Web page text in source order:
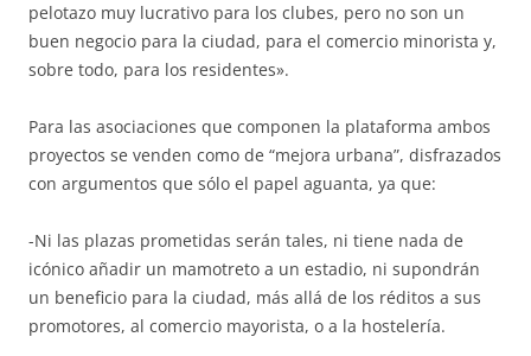
pelotazo muy lucrativo para los clubes, pero no son un
buen negocio para la ciudad, para el comercio minorista y,
sobre todo, para los residentes».
Para las asociaciones que componen la plataforma ambos
proyectos se venden como de “mejora urbana”, disfrazados
con argumentos que sólo el papel aguanta, ya que:
-Ni las plazas prometidas serán tales, ni tiene nada de
icónico añadir un mamotreto a un estadio, ni supondrán
un beneficio para la ciudad, más allá de los réditos a sus
promotores, al comercio mayorista, o a la hostelería.